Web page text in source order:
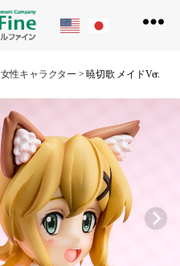
女性キャラクター >暁切歌 メイドVer.